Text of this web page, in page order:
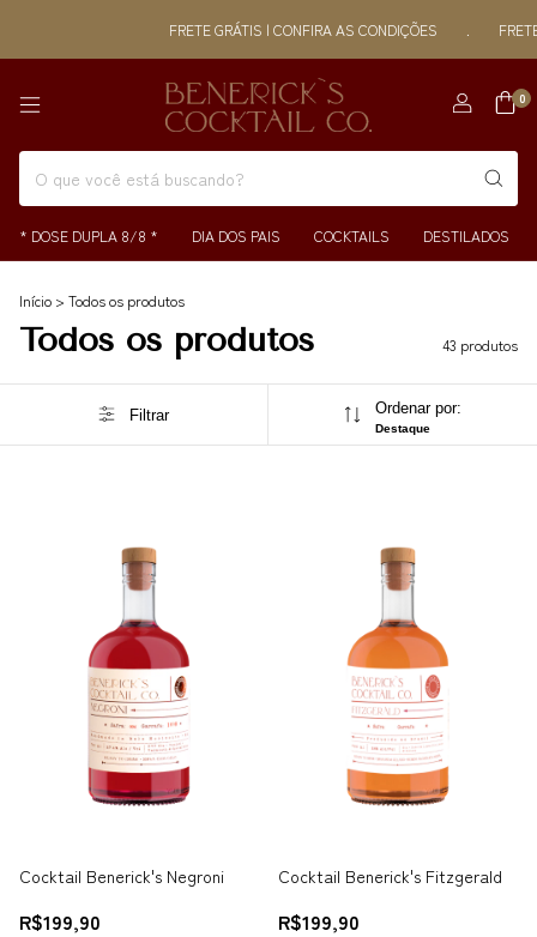
FRETE GRÁTIS | CONFIRA AS CONDIÇÕES . FRETE GRÁTIS
0
* DOSE DUPLA 8/8 * DIA DOS PAIS COCKTAILS DESTILADOS
Início > Todos os produtos
Todos os produtos 43 produtos
Filtrar Ordenar por:
Destaque
Cocktail Benerick's Negroni
R$199,90
Cocktail Benerick's Fitzgerald
R$199,90